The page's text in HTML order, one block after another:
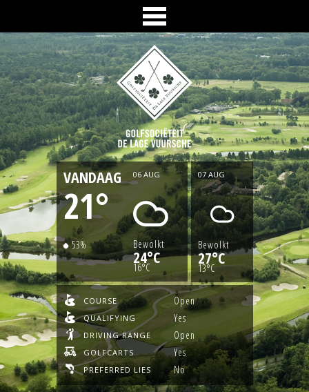
VANDAAG
21°
53%
06 AUG
Bewolkt
24°C
16°C
07 AUG
Bewolkt
27°C
13°C
COURSE Open
QUALIFYING Yes
DRIVING RANGE Open
GOLFCARTS Yes
PREFERRED LIES No